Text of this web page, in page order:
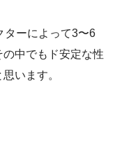
ーによって3〜6
中でもド安定な性
います。